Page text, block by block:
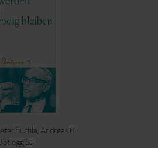
Suchla, Andreas R.
SJ